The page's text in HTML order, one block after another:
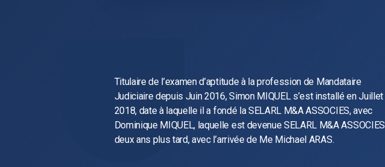
Titulaire de l’examen d’aptitude à la profession de Mandataire
Judiciaire depuis Juin 2016, Simon MIQUEL s’est installé en Juillet
2018, date à laquelle il a fondé la SELARL M&A ASSOCIES, avec
Dominique MIQUEL, laquelle est devenue SELARL M&A ASSOCIES
deux ans plus tard, avec l’arrivée de Me Michael ARAS.